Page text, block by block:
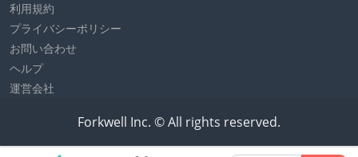
利用規約
プライバシーポリシー
お問い合わせ
ヘルプ
運営会社
Forkwell Inc. © All rights reserved.